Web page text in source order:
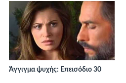
Άγγιγμα ψυχής: Επεισόδιο 30